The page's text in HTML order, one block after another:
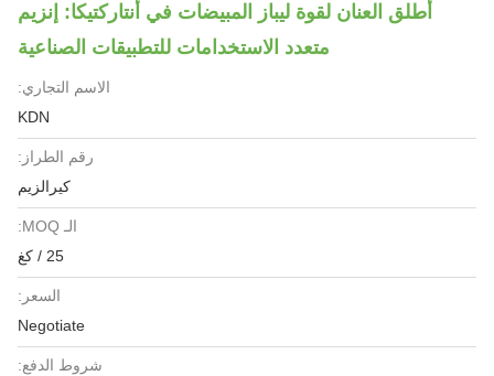
أطلق العنان لقوة ليباز المبيضات في أنتاركتيكا: إنزيم
متعدد الاستخدامات للتطبيقات الصناعية
الاسم التجاري:
KDN
رقم الطراز:
كيرالزيم
الـ MOQ:
25 / كغ
السعر:
Negotiate
شروط الدفع: